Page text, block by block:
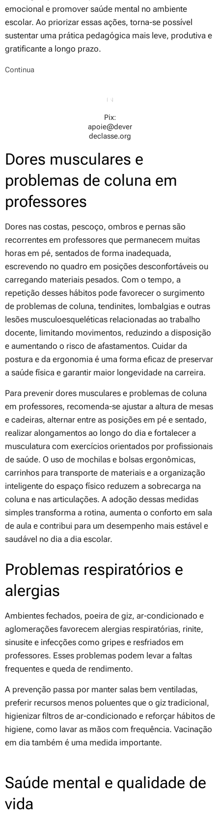
emocional e promover saúde mental no ambiente
escolar. Ao priorizar essas ações, torna-se possível
sustentar uma prática pedagógica mais leve, produtiva e
gratificante a longo prazo.
Continua
Pix:
apoie@dever
declasse.org
Dores musculares e
problemas de coluna em
professores
Dores nas costas, pescoço, ombros e pernas são
recorrentes em professores que permanecem muitas
horas em pé, sentados de forma inadequada,
escrevendo no quadro em posições desconfortáveis ou
carregando materiais pesados. Com o tempo, a
repetição desses hábitos pode favorecer o surgimento
de problemas de coluna, tendinites, lombalgias e outras
lesões musculoesqueléticas relacionadas ao trabalho
docente, limitando movimentos, reduzindo a disposição
e aumentando o risco de afastamentos. Cuidar da
postura e da ergonomia é uma forma eficaz de preservar
a saúde física e garantir maior longevidade na carreira.
Para prevenir dores musculares e problemas de coluna
em professores, recomenda-se ajustar a altura de mesas
e cadeiras, alternar entre as posições em pé e sentado,
realizar alongamentos ao longo do dia e fortalecer a
musculatura com exercícios orientados por profissionais
de saúde. O uso de mochilas e bolsas ergonômicas,
carrinhos para transporte de materiais e a organização
inteligente do espaço físico reduzem a sobrecarga na
coluna e nas articulações. A adoção dessas medidas
simples transforma a rotina, aumenta o conforto em sala
de aula e contribui para um desempenho mais estável e
saudável no dia a dia escolar.
Problemas respiratórios e
alergias
Ambientes fechados, poeira de giz, ar-condicionado e
aglomerações favorecem alergias respiratórias, rinite,
sinusite e infecções como gripes e resfriados em
professores. Esses problemas podem levar a faltas
frequentes e queda de rendimento.
A prevenção passa por manter salas bem ventiladas,
preferir recursos menos poluentes que o giz tradicional,
higienizar filtros de ar-condicionado e reforçar hábitos de
higiene, como lavar as mãos com frequência. Vacinação
em dia também é uma medida importante.
Saúde mental e qualidade de
vida